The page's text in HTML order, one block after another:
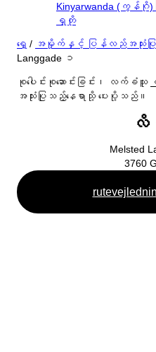
အမှိုက်နှင့် ပြန်လည်အသုံးပြုခ
စီခြင်း။
စီရန် ညွှန်ကြားချက်များ
ဒါက မင်းရဲ့ အမှိုက်ဖြစ်သွားတ
ကျွန်ုပ်တို့သည် စီရန်အလွန်ကေ
အလုပ်အကိုင်
အားလုံးက စီးပွားဖြစ် အမှိုက်တွေအက
မိမိဘာသာပြုလုပ်ရန်
မြေပြင်စည်းကမ်း
ခရီးသွား
Bornholm မှာ မင်းရဲ့
ဂျာမန်ဘာသာဖြင့် ရိုက်နှိပ်ထားသ
BOFA အကြောင်း
ဝန်ထမ်း
ဖွင့်ချိန်
ကြှနျုပျတို့ကိုဆကျသှယျရနျ
Kinyarwanda (ကွန်ဂို)
ရှတို
ရှေ့ / အမှိုက်နှင့် ပြန်လည်အသုံးပြု
Langgade ၁
စုပေါင်းစုဆောင်းခြင်း၊ လက်ခံသူ
အသုံးပြုသည့်နေရာသို့ ပေးပို့သည်။
လိ
Melsted
3760